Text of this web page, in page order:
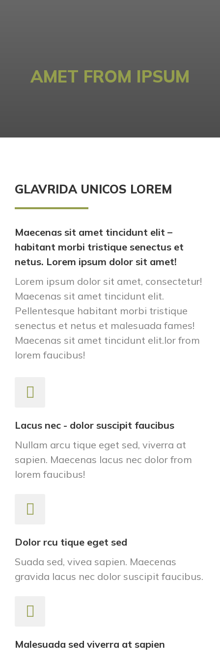
AMET FROM IPSUM
GLAVRIDA UNICOS LOREM
Maecenas sit amet tincidunt elit –
habitant morbi tristique senectus et
netus. Lorem ipsum dolor sit amet!
Lorem ipsum dolor sit amet, consectetur!
Maecenas sit amet tincidunt elit.
Pellentesque habitant morbi tristique
senectus et netus et malesuada fames!
Maecenas sit amet tincidunt elit.lor from
lorem faucibus!
Lacus nec - dolor suscipit faucibus
Nullam arcu tique eget sed, viverra at
sapien. Maecenas lacus nec dolor from
lorem faucibus!
Dolor rcu tique eget sed
Suada sed, vivea sapien. Maecenas
gravida lacus nec dolor suscipit faucibus.
Malesuada sed viverra at sapien